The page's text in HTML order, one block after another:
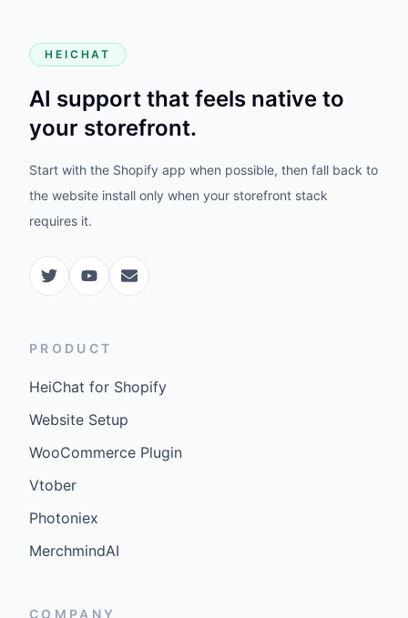
HEICHAT
AI support that feels native to
your storefront.
Start with the Shopify app when possible, then fall back to
the website install only when your storefront stack
requires it.
PRODUCT
HeiChat for Shopify
Website Setup
WooCommerce Plugin
Vtober
Photoniex
MerchmindAI
COMPANY